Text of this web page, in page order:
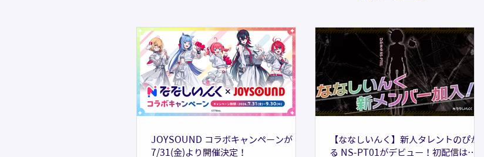
JOYSOUND コラボキャンペーンが
7/31(金)より開催決定！
【ななしいんく】新人タレントのぴかま
る NS-PT01がデビュー！初配信は